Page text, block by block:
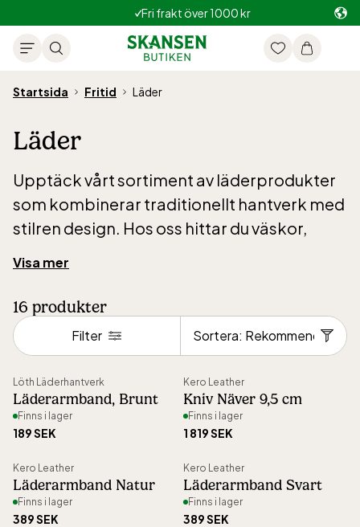
Fri frakt över 1000 kr
Startsida Fritid Läder
Läder
Upptäck vårt sortiment av läderprodukter
som kombinerar traditionellt hantverk med
stilren design. Hos oss hittar du väskor,
läder – tillverkade för att hålla länge och
åldras vackert med tiden. Våra
läderprodukter är inspirerade av svenska
naturmaterial och bär på en tidlös karaktär,
perfekt som present eller personlig detalj i
vardagen. Varje produkt tillverkas med
omsorg för både funktion och estetik.
Visa mer
16 produkter
Filter
Flera val
Löth Läderhantverk
Läderarmband, Brunt
Finns i lager
189 SEK
Kero Leather
Kniv Näver 9,5 cm
Finns i lager
1 819 SEK
Kero Leather
Läderarmband Natur
Finns i lager
389 SEK
Kero Leather
Läderarmband Svart
Finns i lager
389 SEK